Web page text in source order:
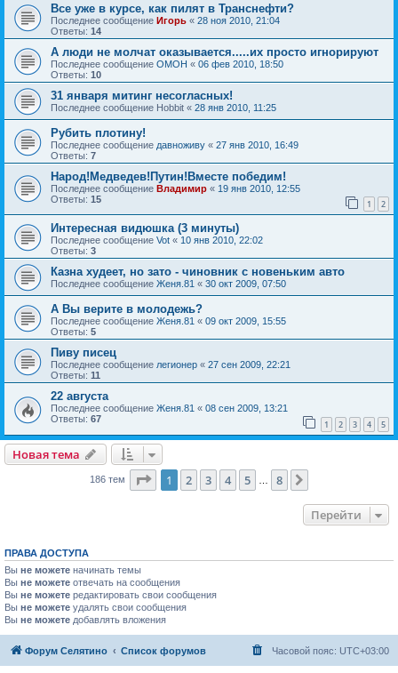
Все уже в курсе, как пилят в Транснефти?
Последнее сообщение Игорь « 28 ноя 2010, 21:04
Ответы: 14
А люди не молчат оказывается.....их просто игнорируют
Последнее сообщение OMOH « 06 фев 2010, 18:50
Ответы: 10
31 января митинг несогласных!
Последнее сообщение Hobbit « 28 янв 2010, 11:25
Рубить плотину!
Последнее сообщение давноживу « 27 янв 2010, 16:49
Ответы: 7
Народ!Медведев!Путин!Вместе победим!
Последнее сообщение Владимир « 19 янв 2010, 12:55
Ответы: 15 1 2
Интересная видюшка (3 минуты)
Последнее сообщение Vot « 10 янв 2010, 22:02
Ответы: 3
Казна худеет, но зато - чиновник с новеньким авто
Последнее сообщение Женя.81 « 30 окт 2009, 07:50
А Вы верите в молодежь?
Последнее сообщение Женя.81 « 09 окт 2009, 15:55
Ответы: 5
Пиву писец
Последнее сообщение легионер « 27 сен 2009, 22:21
Ответы: 11
22 августа
Последнее сообщение Женя.81 « 08 сен 2009, 13:21
Ответы: 67 1 2 3 4 5
Новая тема
186 тем Страница из
1 2 3 4 5 8
Перейти
ПРАВА ДОСТУПА
Вы не можете начинать темы
Вы не можете отвечать на сообщения
Вы не можете редактировать свои сообщения
Вы не можете удалять свои сообщения
Вы не можете добавлять вложения
Форум Селятино Список форумов Часовой пояс: UTC+03:00